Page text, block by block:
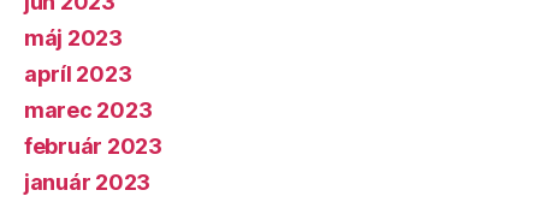
máj 2023
apríl 2023
marec 2023
február 2023
január 2023